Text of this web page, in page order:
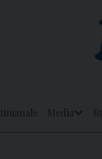
Media